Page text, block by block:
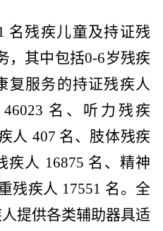
名残疾儿童及持证残
，其中包括0-6岁残疾
复服务的持证残疾人
46023 名、听力残疾
人 407 名、肢体残疾
疾人 16875 名、精神
残疾人 17551 名。全
提供各类辅助器具适